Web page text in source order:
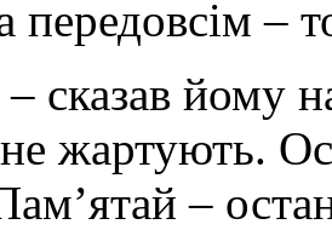
передовсім –
сказав йому
жартують.
–